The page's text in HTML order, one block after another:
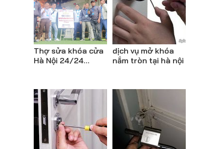
Thợ sửa khóa cửa
Hà Nội 24/24
dịch vụ mở khóa
nắm tròn tại hà nội